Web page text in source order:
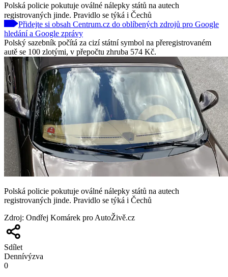
Polská policie pokutuje oválné nálepky států na autech
registrovaných jinde. Pravidlo se týká i Čechů
Přidejte si obsah Centrum.cz do oblíbených zdrojů pro Google
hledání a Google zprávy
Polský sazebník počítá za cizí státní symbol na přeregistrovaném
autě se 100 zlotými, v přepočtu zhruba 574 Kč.
Polská policie pokutuje oválné nálepky států na autech
registrovaných jinde. Pravidlo se týká i Čechů
Zdroj: Ondřej Komárek pro AutoŽivě.cz
Sdílet
Dennívýzva
0